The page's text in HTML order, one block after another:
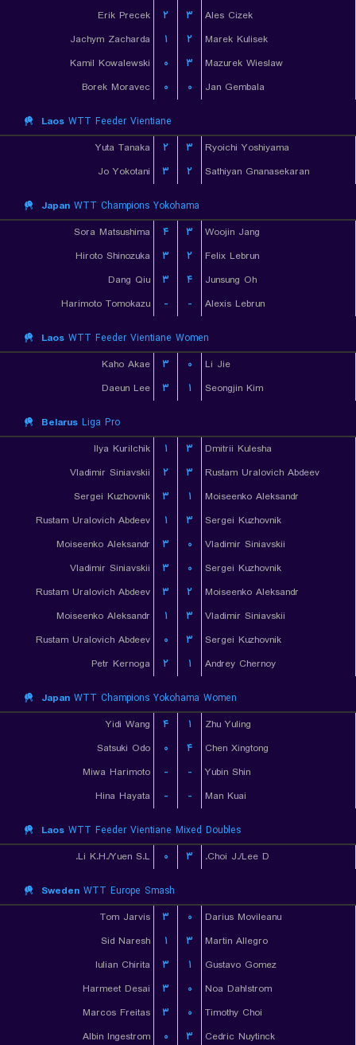
Erik Precek
۲ ۳
Ales Cizek
Jachym Zacharda
۱ ۲
Marek Kulisek
Kamil Kowalewski
۰ ۳
Mazurek Wieslaw
Borek Moravec
۰ ۰ Jan Gembala
Laos WTT Feeder Vientiane
Yuta Tanaka
۲ ۳
Ryoichi Yoshiyama
Jo Yokotani
۳ ۲ Sathiyan Gnanasekaran
Japan WTT Champions Yokohama
Sora Matsushima
۴ ۳
Woojin Jang
Hiroto Shinozuka
۳ ۲
Felix Lebrun
Dang Qiu
۳ ۴
Junsung Oh
Harimoto Tomokazu
- - Alexis Lebrun
Laos WTT Feeder Vientiane Women
Kaho Akae
۳ ۰
Li Jie
Daeun Lee
۳ ۱ Seongjin Kim
Belarus Liga Pro
Ilya Kurilchik
۱ ۳
Dmitrii Kulesha
Vladimir Siniavskii
۲ ۳
Rustam Uralovich Abdeev
Sergei Kuzhovnik
۳ ۱
Moiseenko Aleksandr
Rustam Uralovich Abdeev
۱ ۳
Sergei Kuzhovnik
Moiseenko Aleksandr
۳ ۰
Vladimir Siniavskii
Vladimir Siniavskii
۳ ۰
Sergei Kuzhovnik
Rustam Uralovich Abdeev
۳ ۲
Moiseenko Aleksandr
Moiseenko Aleksandr
۱ ۳
Vladimir Siniavskii
Rustam Uralovich Abdeev
۰ ۳
Sergei Kuzhovnik
Petr Kernoga
۲ ۱ Andrey Chernoy
Japan WTT Champions Yokohama Women
Yidi Wang
۴ ۱
Zhu Yuling
Satsuki Odo
۰ ۴
Chen Xingtong
Miwa Harimoto
- -
Yubin Shin
Hina Hayata
- - Man Kuai
Laos WTT Feeder Vientiane Mixed Doubles
Li K.H./Yuen S.L.
۰ ۳ Choi J./Lee D.
Sweden WTT Europe Smash
Tom Jarvis
۳ ۰
Darius Movileanu
Sid Naresh
۱ ۳
Martin Allegro
Iulian Chirita
۳ ۱
Gustavo Gomez
Harmeet Desai
۳ ۰
Noa Dahlstrom
Marcos Freitas
۳ ۰
Timothy Choi
Albin Ingestrom
۰ ۳
Cedric Nuytinck